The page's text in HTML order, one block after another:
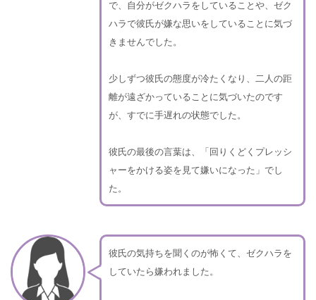
で、自分がゼクハラをしていることや、ゼク
ハラで彼氏が嫌な思いをしていることに気づ
きませんでした。
少しずつ彼氏の態度が冷たくなり、二人の距
離が遠ざかっていることに気づいたのです
が、すでに手遅れの状態でした。
彼氏の最後の言葉は、「回りくどくプレッシ
ャーをかける姿を見て嫌いになった」でし
た。
彼氏の気持ちを聞くのが怖くて、ゼクハラを
していたら嫌われました。